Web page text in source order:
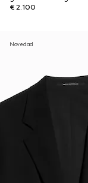
€ 2.100
Novedad